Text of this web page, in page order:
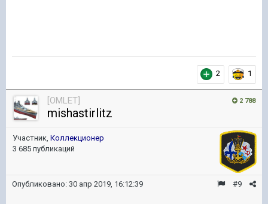
2 1
2 788
[OMLET]
mishastirlitz
Участник, Коллекционер
3 685 публикаций
#9
Опубликовано: 30 апр 2019, 16:12:39